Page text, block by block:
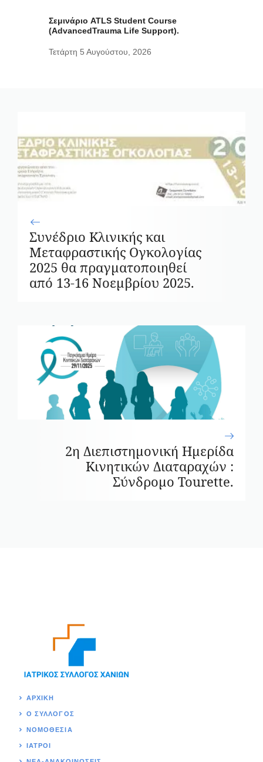
Σεμινάριο ATLS Student Course
(AdvancedTrauma Life Support).
Τετάρτη 5 Αυγούστου, 2026
Συνέδριο Κλινικής και
Μεταφραστικής Ογκολογίας
2025 θα πραγματοποιηθεί
από 13-16 Νοεμβρίου 2025.
2η Διεπιστημονική Ημερίδα
Κινητικών Διαταραχών :
Σύνδρομο Tourette.
ΑΡΧΙΚΉ
Ο ΣΥΛΛΟΓΟΣ
ΝΟΜΟΘΕΣΊΑ
ΙΑΤΡΟΙ